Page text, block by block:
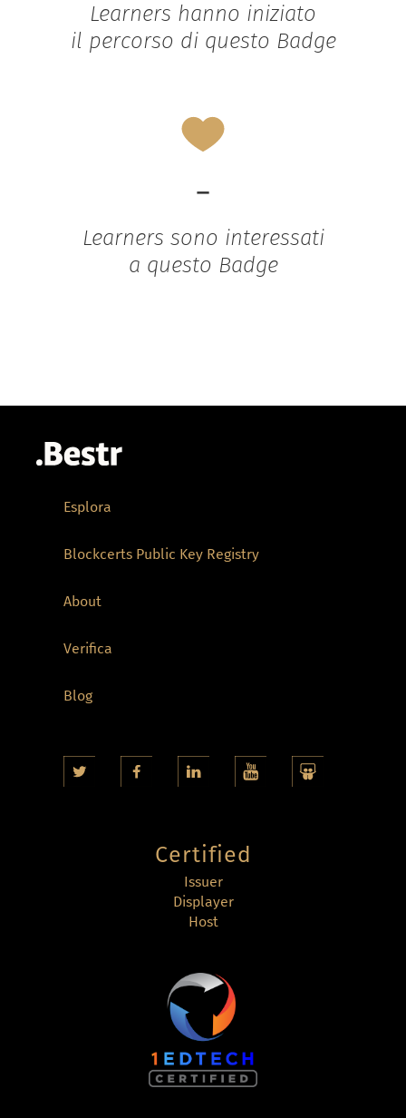
Learners hanno iniziato
il percorso di questo Badge
-
Learners sono interessati
a questo Badge
Esplora
Blockcerts Public Key Registry
About
Verifica
Blog
Certified
Issuer
Displayer
Host